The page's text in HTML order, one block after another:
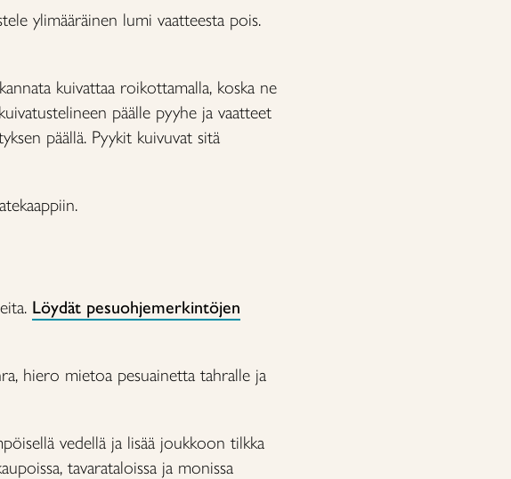
ylimääräinen lumi vaatteesta pois.
kuivattaa roikottamalla, koska ne
päälle pyyhe ja vaatteet
päällä. Pyykit kuivuvat sitä
Löydät pesuohjemerkintöjen
hiero mietoa pesuainetta tahralle ja
vedellä ja lisää joukkoon tilkka
tavarataloissa ja monissa